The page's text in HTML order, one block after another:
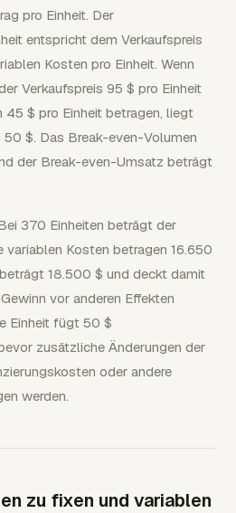
pro Einheit. Der
entspricht dem Verkaufspreis
Kosten pro Einheit. Wenn
Verkaufspreis 95 $ pro Einheit
45 $ pro Einheit betragen, liegt
$. Das Break-even-Volumen
der Break-even-Umsatz beträgt
370 Einheiten beträgt der
variablen Kosten betragen 16.650
18.500 $ und deckt damit
vor anderen Effekten
Einheit fügt 50 $
zusätzliche Änderungen der
oder andere
werden.
zu fixen und variablen